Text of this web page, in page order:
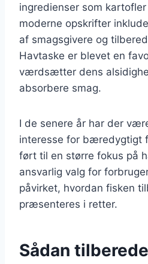
ingredienser som
moderne opskrifter
af smagsgivere og
Havtaske er blevet en
værdsætter dens
absorbere smag.
I de senere år har der
interesse for bæredygtigt
ført til en større fokus på
ansvarlig valg for
påvirket, hvordan fisken
præsenteres i retter.
Sådan